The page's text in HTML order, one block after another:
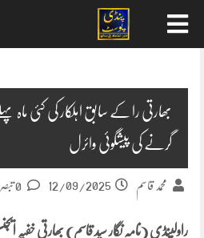
بھارتی را کے سابق اہلکار کی کئی
گرنے کی پیشگوئی وائرل
محمد قاسم 12/09/2025
راولپنڈی (نامہ نگار سید قاسم) بھارتی خفیہ